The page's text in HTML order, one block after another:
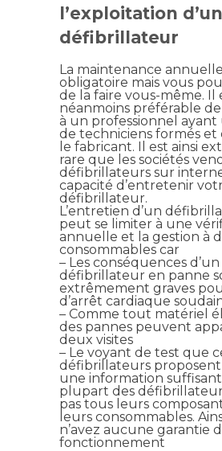
l’exploitation d’un
défibrillateur
La maintenance
obligatoire mais vous
de la faire vous-même. Il
néanmoins préférable de
à un professionnel ayant
de techniciens formés et
le fabricant. Il est ainsi
rare que les sociétés
défibrillateurs sur
capacité d’entretenir
défibrillateur.
L’entretien d’un
peut se limiter à une
annuelle et la gestion à
consommables car
– Les conséquences d’un
défibrillateur en panne
extrêmement graves
d’arrêt cardiaque
– Comme tout matériel
des pannes peuvent
deux visites
– Le voyant de test que
défibrillateurs proposent
une information
plupart des
pas tous leurs
leurs consommables.
n’avez aucune garantie
fonctionnement